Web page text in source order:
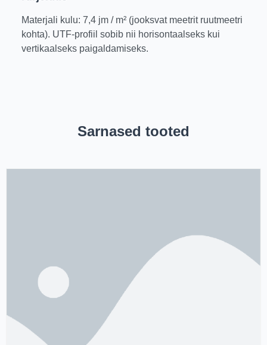
Materjali kulu: 7,4 jm / m² (jooksvat meetrit ruutmeetri
kohta). UTF-profiil sobib nii horisontaalseks kui
vertikaalseks paigaldamiseks.
Sarnased tooted